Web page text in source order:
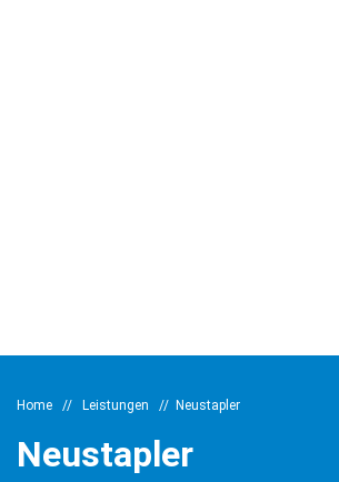
Home // Leistungen // Neustapler
Neustapler